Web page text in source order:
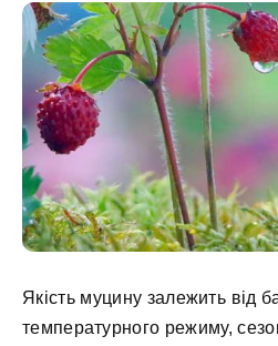
Якість муцину залежить від
температурного режиму,